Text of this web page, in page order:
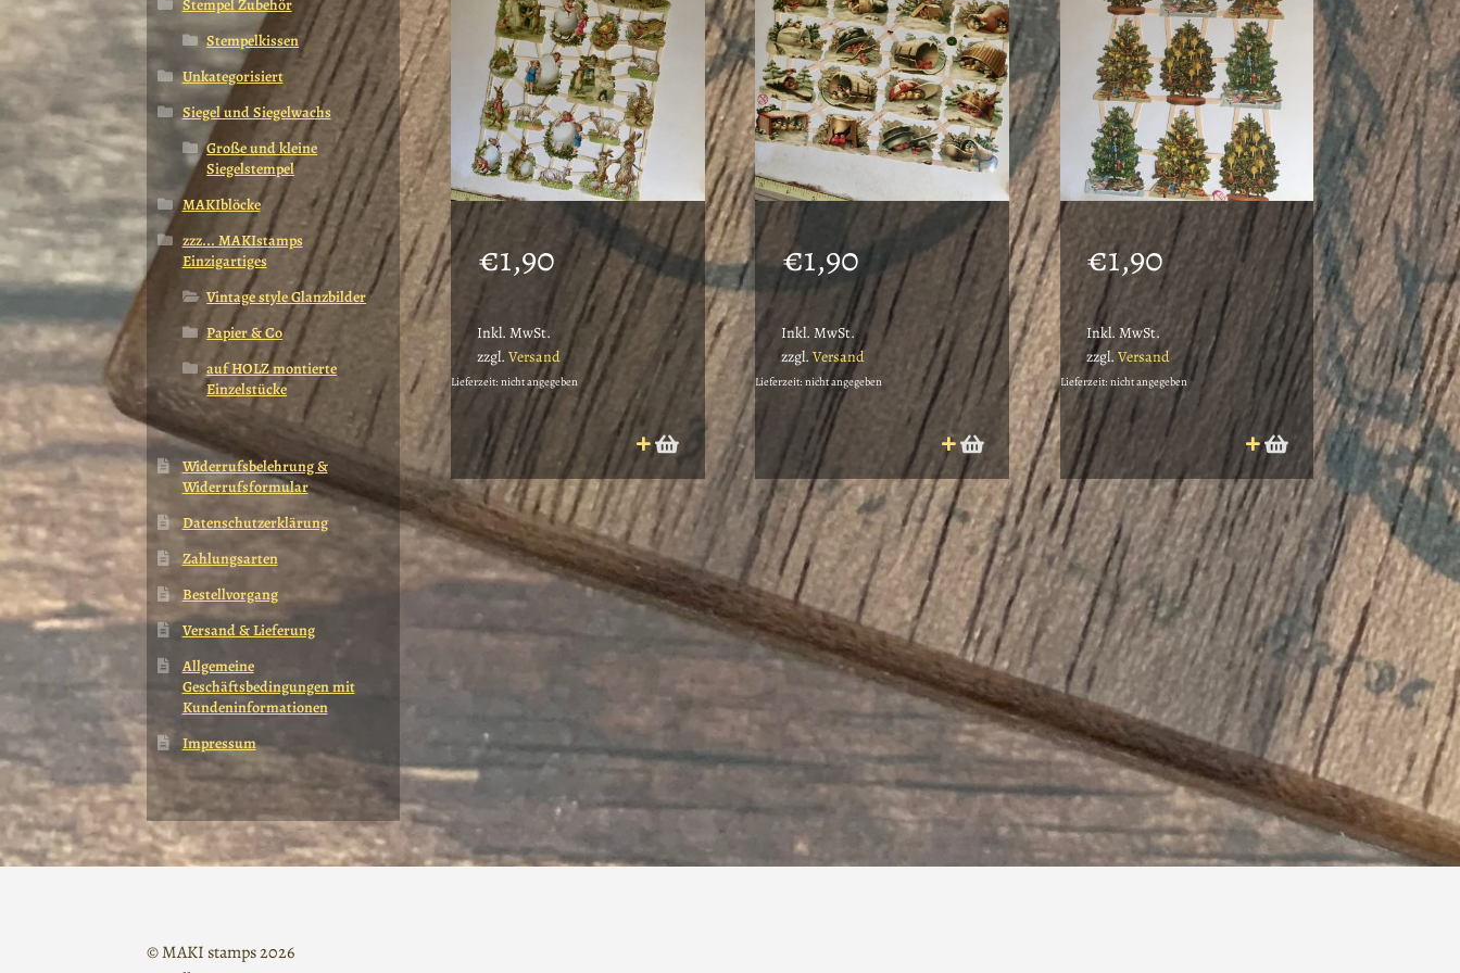
€1,90
Inkl. MwSt.
zzgl.Versand
Lieferzeit: nicht angegeben
€1,90
Inkl. MwSt.
zzgl.Versand
Lieferzeit: nicht angegeben
€1,90
Inkl. MwSt.
zzgl. Versand
Lieferzeit: nicht angegeben
Stempel Zubehör
Stempelkissen
Unkategorisiert
Siegel und Siegelwachs
Große und kleine
Siegelstempel
MAKIblöcke
zzz... MAKIstamps
Einzigartiges
Vintage style Glanzbilder
Papier & Co
auf HOLZ montierte
Einzelstücke
Widerrufsbelehrung &
Widerrufsformular
Datenschutzerklärung
Zahlungsarten
Bestellvorgang
Versand & Lieferung
Allgemeine
Geschäftsbedingungen mit
Kundeninformationen
Impressum
© MAKI stamps 2026